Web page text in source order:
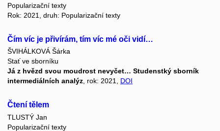
Popularizační texty
Rok: 2021, druh: Popularizační texty
Čím víc je přivírám, tím víc mé oči vidí…
ŠVIHÁLKOVÁ Šárka
Stať ve sborníku
Já z hvězd svou moudrost nevyčet… Studenstký sborník
intermediálních analýz, rok: 2021, DOI
Čtení tělem
TLUSTÝ Jan
Popularizační texty